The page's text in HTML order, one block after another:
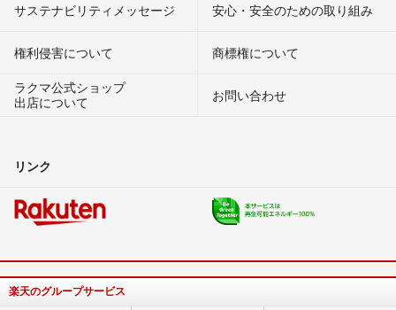
サステナビリティメッセージ 安心・安全のための取り組み
権利侵害について
商標権について
ラクマ公式ショップ
出店について
お問い合わせ
リンク
楽天のグループサービス